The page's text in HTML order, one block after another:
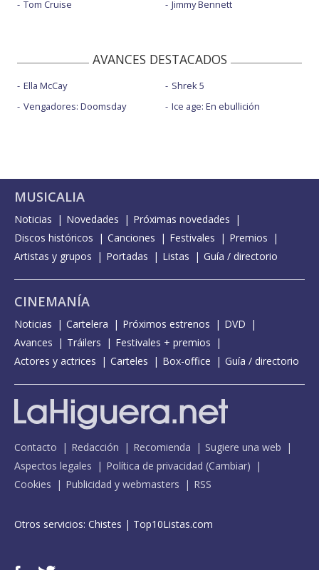
Tom Cruise
Jimmy Bennett
AVANCES DESTACADOS
Ella McCay
Vengadores: Doomsday
Shrek 5
Ice age: En ebullición
MUSICALIA
Noticias Novedades
Próximas novedades
Discos históricos
Canciones Festivales
Premios
Artistas y grupos
Portadas Listas Guía / directorio
CINEMANÍA
Noticias Cartelera Próximos estrenos
DVD
Avances
Tráilers
Festivales + premios
Actores y actrices
Carteles Box-office Guía / directorio
Contacto Redacción Recomienda
Sugiere una web
Aspectos legales
Política de privacidad (Cambiar)
Cookies
Publicidad y webmasters RSS
Otros servicios: Chistes | Top10Listas.com